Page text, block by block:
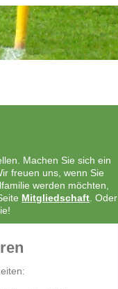
Machen Sie sich ein
freuen uns, wenn Sie
werden möchten,
Mitgliedschaft . Oder